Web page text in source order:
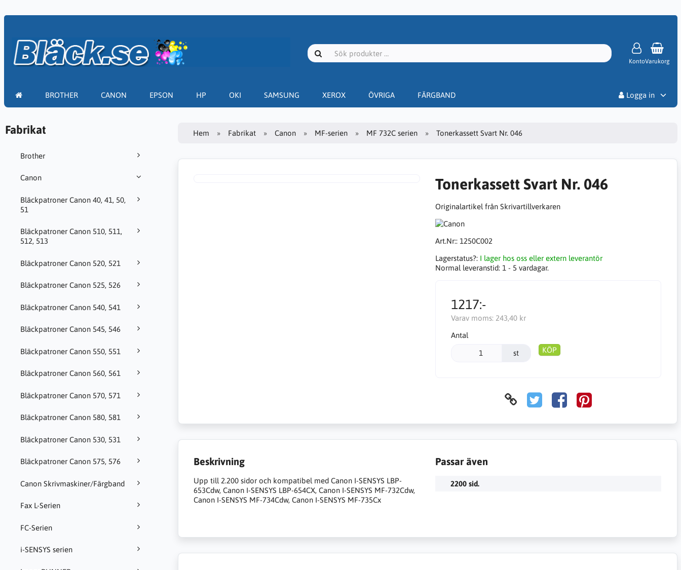
KontoVarukorg
BROTHER CANON EPSON HP OKI SAMSUNG XEROX ÖVRIGA FÄRGBAND
Logga in
Fabrikat
Brother
Canon
Bläckpatroner Canon 40, 41, 50,
51
Bläckpatroner Canon 510, 511,
512, 513
Bläckpatroner Canon 520, 521
Bläckpatroner Canon 525, 526
Bläckpatroner Canon 540, 541
Bläckpatroner Canon 545, 546
Bläckpatroner Canon 550, 551
Bläckpatroner Canon 560, 561
Bläckpatroner Canon 570, 571
Bläckpatroner Canon 580, 581
Bläckpatroner Canon 530, 531
Bläckpatroner Canon 575, 576
Canon Skrivmaskiner/Färgband
Fax L-Serien
FC-Serien
i-SENSYS serien
Hem Fabrikat Canon MF-serien MF 732C serien Tonerkassett Svart Nr. 046
Tonerkassett Svart Nr. 046
Originalartikel från Skrivartillverkaren
Art.Nr:: 1250C002
Lagerstatus?: I lager hos oss eller extern leverantör
Normal leveranstid: 1 - 5 vardagar.
1217:-
Varav moms: 243,40 kr
Antal
st KÖP
Beskrivning
Upp till 2.200 sidor och kompatibel med Canon I-SENSYS LBP-
653Cdw, Canon I-SENSYS LBP-654CX, Canon I-SENSYS MF-732Cdw,
Canon I-SENSYS MF-734Cdw, Canon I-SENSYS MF-735Cx
Passar även
2200 sid.